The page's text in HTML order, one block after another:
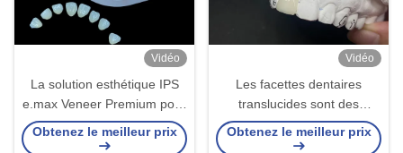
Vidéo
La solution esthétique IPS
e.max Veneer Premium pour
des transformations de
sourire étonnantes
Obtenez le meilleur prix
Vidéo
Les facettes dentaires
translucides sont des
solutions rapides et efficaces
pour un sourire durable
Obtenez le meilleur prix